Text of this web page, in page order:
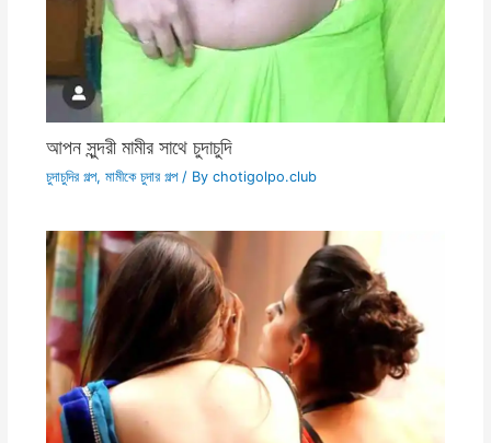
আপন সুন্দরী মামীর সাথে চুদাচুদি
চুদাচুদির গল্প, মামীকে চুদার গল্প/ By chotigolpo.club